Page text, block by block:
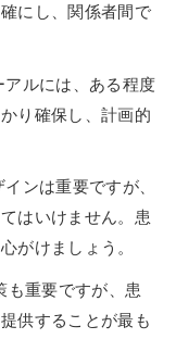
にし、関係者間で
ルには、ある程度
り確保し、計画的
インは重要ですが、
はいけません。患
がけましょう。
も重要ですが、患
供することが最も